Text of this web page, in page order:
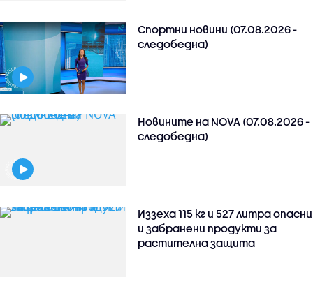
Спортни новини (07.08.2026 -
следобедна)
Новините на NOVA (07.08.2026 -
следобедна)
Иззеха 115 кг и 527 литра опасни
и забранени продукти за
растителна защита